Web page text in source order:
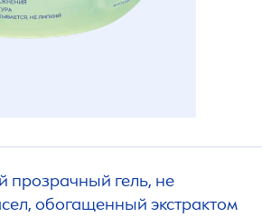
гель, не
обогащенный экстрактом